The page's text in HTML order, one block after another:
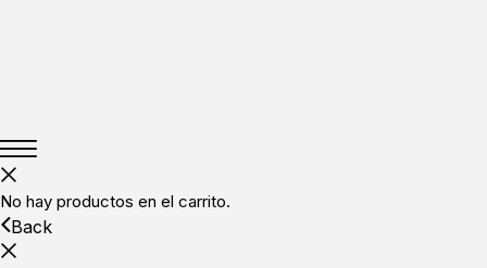
No hay productos en el carrito.
Back